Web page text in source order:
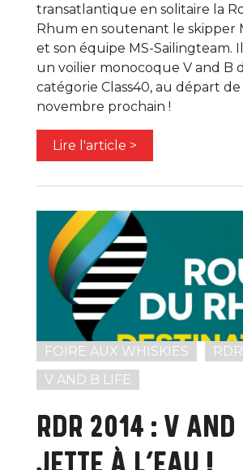
transatlantique en solitaire la
Rhum en soutenant le skipper
et son équipe MS-Sailingteam.
un voilier monocoque V and B
catégorie Class40, au départ de
novembre prochain !
Lire l'article >
FOIRE AUX WHISKIES
V AND B LIFE
RDR 2014 : V AND